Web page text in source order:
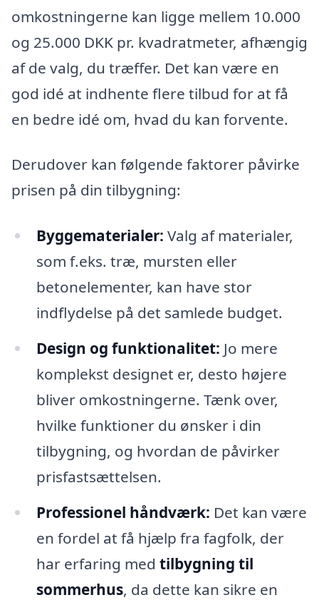
omkostningerne kan ligge mellem 10.000
og 25.000 DKK pr. kvadratmeter, afhængig
af de valg, du træffer. Det kan være en
god idé at indhente flere tilbud for at få
en bedre idé om, hvad du kan forvente.
Derudover kan følgende faktorer påvirke
prisen på din tilbygning:
Byggematerialer: Valg af materialer,
som f.eks. træ, mursten eller
betonelementer, kan have stor
indflydelse på det samlede budget.
Design og funktionalitet: Jo mere
komplekst designet er, desto højere
bliver omkostningerne. Tænk over,
hvilke funktioner du ønsker i din
tilbygning, og hvordan de påvirker
prisfastsættelsen.
Professionel håndværk: Det kan være
en fordel at få hjælp fra fagfolk, der
har erfaring med tilbygning til
sommerhus, da dette kan sikre en